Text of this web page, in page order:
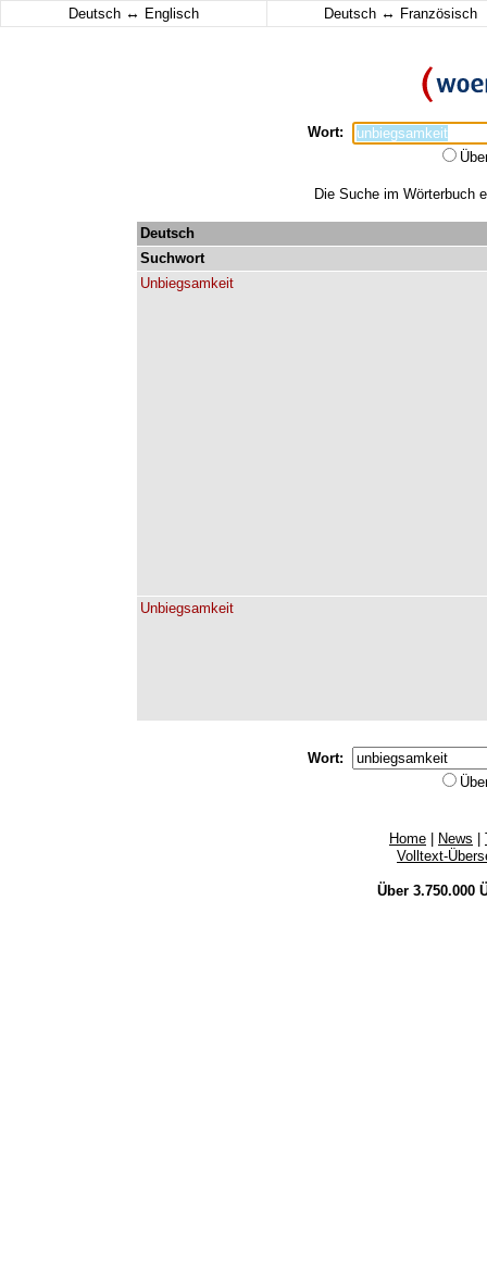
Deutsch ↔ Englisch Deutsch ↔ Französisch
Wort:
Die Suche im Wörterbuch
Deutsch
Suchwort
Unbiegsamkeit
Unbiegsamkeit
Wort:
Home News
Volltext-
Über 3.750.000